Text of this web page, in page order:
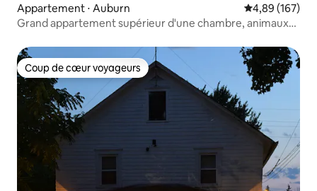
Appartement ⋅ Auburn Évaluation
4,89 (167)
Grand appartement supérieur d'une chambre, animaux
Coup de cœur voyageurs
Coup de cœur voyageurs